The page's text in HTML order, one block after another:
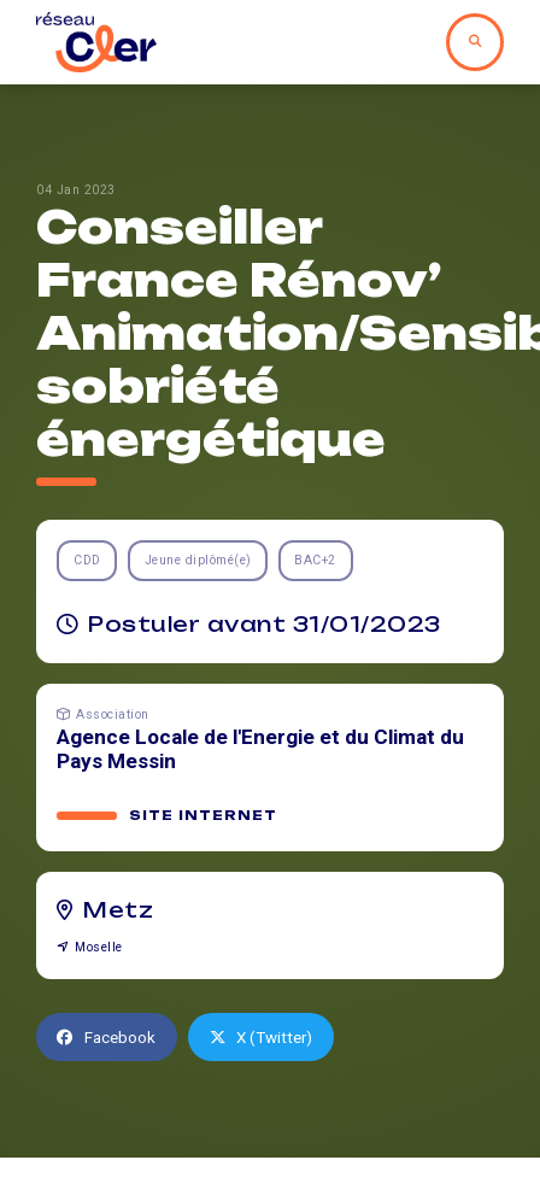
04 Jan 2023
Conseiller
France Rénov’
Animation/
sobriété
énergétique
CDD Jeune diplômé(e) BAC+2
Postuler avant 31/01/2023
Association
Agence Locale de l'Energie et du Climat du
Pays Messin
SITE INTERNET
Metz
Moselle
Facebook X (Twitter)